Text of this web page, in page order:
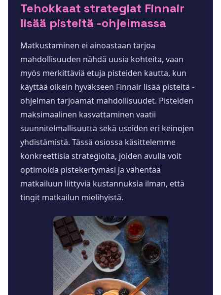
Tehokkaat strategiat Finnair
lisää pisteitä -ohjelmassa
Matkustaminen ei ainoastaan tarjoa
mahdollisuuden nähdä uusia kohteita, vaan
myös merkittäviä etuja pisteiden kautta, kun
käyttää oikein hyväkseen Finnair lisää pisteitä -
ohjelman tarjoamat mahdollisuudet. Pisteiden
maksimaalinen kasvattaminen vaatii
suunnitelmallisuutta sekä useiden eri keinojen
yhdistämistä. Tässä osiossa käsittelemme
konkreettisia strategioita, joiden avulla voit
optimoida pistekertymäsi ja vähentää
matkailuun liittyviä kustannuksia ilman, että
tingit matkailun mielihyistä.